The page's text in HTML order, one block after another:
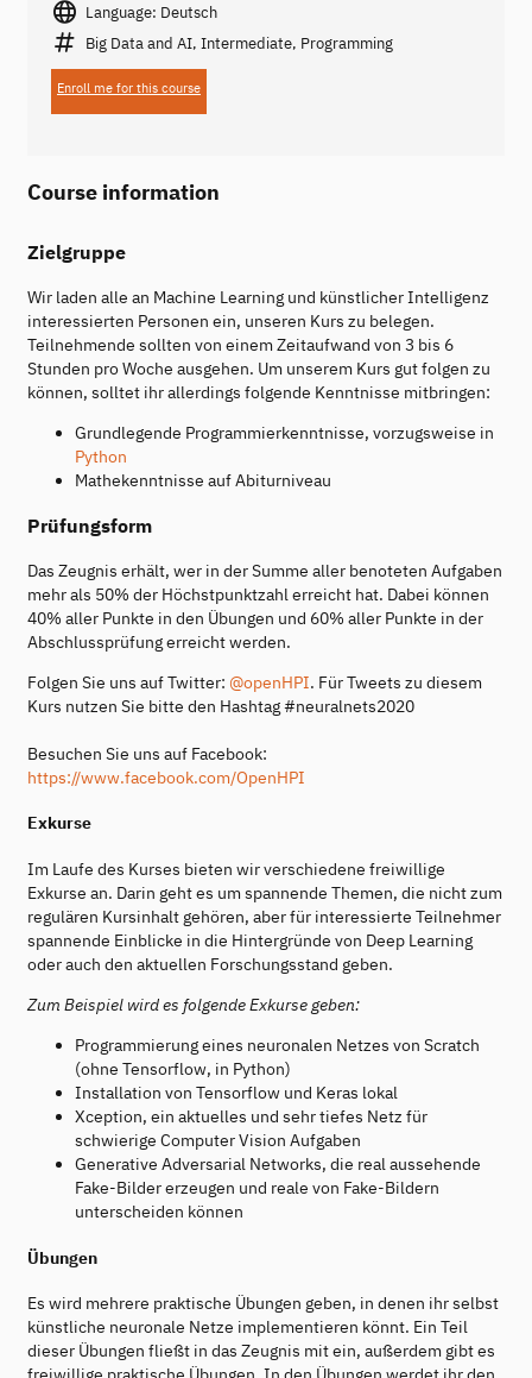
Language: Deutsch
Big Data and AI, Intermediate, Programming
Enroll me for this course
Course information
Zielgruppe
Wir laden alle an Machine Learning und künstlicher Intelligenz
interessierten Personen ein, unseren Kurs zu belegen.
Teilnehmende sollten von einem Zeitaufwand von 3 bis 6
Stunden pro Woche ausgehen. Um unserem Kurs gut folgen zu
können, solltet ihr allerdings folgende Kenntnisse mitbringen:
Grundlegende Programmierkenntnisse, vorzugsweise in
Python
Mathekenntnisse auf Abiturniveau
Prüfungsform
Das Zeugnis erhält, wer in der Summe aller benoteten Aufgaben
mehr als 50% der Höchstpunktzahl erreicht hat. Dabei können
40% aller Punkte in den Übungen und 60% aller Punkte in der
Abschlussprüfung erreicht werden.
Folgen Sie uns auf Twitter: @openHPI. Für Tweets zu diesem
Kurs nutzen Sie bitte den Hashtag #neuralnets2020
Besuchen Sie uns auf Facebook:
https://www.facebook.com/OpenHPI
Exkurse
Im Laufe des Kurses bieten wir verschiedene freiwillige
Exkurse an. Darin geht es um spannende Themen, die nicht zum
regulären Kursinhalt gehören, aber für interessierte Teilnehmer
spannende Einblicke in die Hintergründe von Deep Learning
oder auch den aktuellen Forschungsstand geben.
Zum Beispiel wird es folgende Exkurse geben:
Programmierung eines neuronalen Netzes von Scratch
(ohne Tensorflow, in Python)
Installation von Tensorflow und Keras lokal
Xception, ein aktuelles und sehr tiefes Netz für
schwierige Computer Vision Aufgaben
Generative Adversarial Networks, die real aussehende
Fake-Bilder erzeugen und reale von Fake-Bildern
unterscheiden können
Übungen
Es wird mehrere praktische Übungen geben, in denen ihr selbst
künstliche neuronale Netze implementieren könnt. Ein Teil
dieser Übungen fließt in das Zeugnis mit ein, außerdem gibt es